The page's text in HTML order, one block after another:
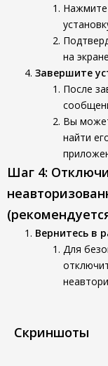
Нажмите
на
Завершите
После
Вы
найти
Шаг 4:
Вернитесь в
Для
Скриншоты